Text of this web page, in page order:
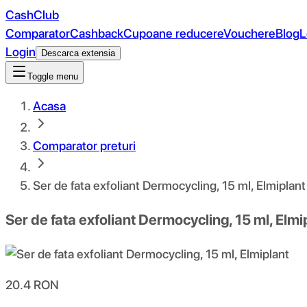
CashClub
ComparatorCashbackCupoane reducereVouchereBlog
Login
Descarca extensia
Toggle menu
Acasa
Comparator preturi
Ser de fata exfoliant Dermocycling, 15 ml, Elmiplant
Ser de fata exfoliant Dermocycling, 15 ml,
20.4 RON